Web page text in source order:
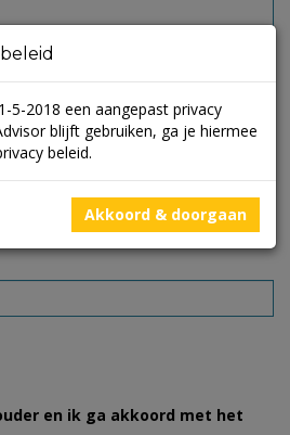
en ik ga akkoord met het
5-2018 een aangepast privacy
blijft gebruiken, ga je hiermee
beleid.
Akkoord & doorgaan